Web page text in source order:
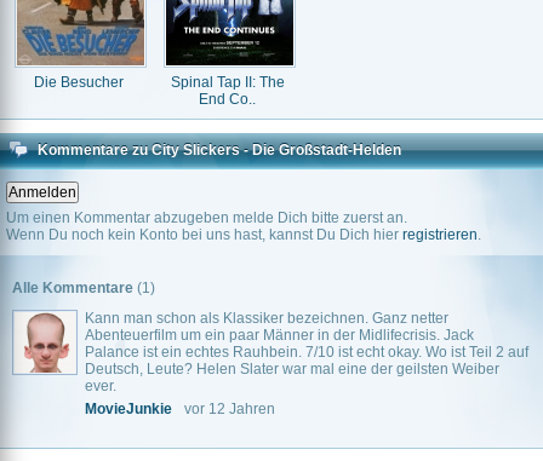
Die Besucher
Spinal Tap II: The
End Co..
Kommentare zu City Slickers - Die Großstadt-Helden
Um einen Kommentar abzugeben melde Dich bitte zuerst an.
Wenn Du noch kein Konto bei uns hast, kannst Du Dich hier registrieren.
Alle Kommentare (1)
Kann man schon als Klassiker bezeichnen. Ganz netter
Abenteuerfilm um ein paar Männer in der Midlifecrisis. Jack
Palance ist ein echtes Rauhbein. 7/10 ist echt okay. Wo ist Teil 2 auf
Deutsch, Leute? Helen Slater war mal eine der geilsten Weiber
ever.
MovieJunkie
vor 12 Jahren